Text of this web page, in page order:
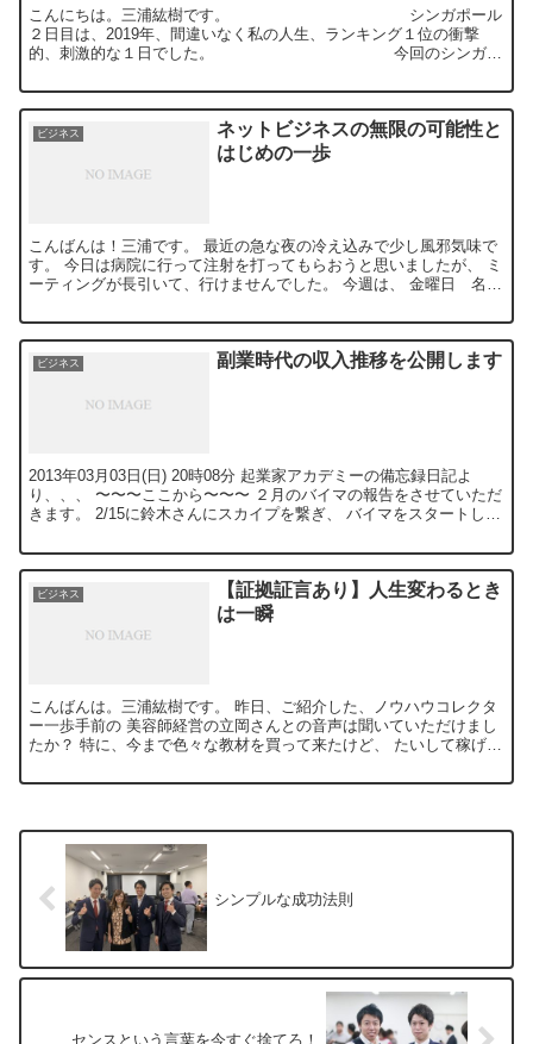
こんにちは。三浦紘樹です。 シンガポール
２日目は、2019年、間違いなく私の人生、ランキング１位の衝撃
的、刺激的な１日でした。 今回のシンガポ
ビジネス
ネットビジネスの無限の可能性と
はじめの一歩
こんばんは！三浦です。 最近の急な夜の冷え込みで少し風邪気味で
す。 今日は病院に行って注射を打ってもらおうと思いましたが、 ミ
ーティングが長引いて、行けませんでした。 今週は、 金曜日 名古
ビジネス 副業時代の収入推移を公開します
2013年03月03日(日) 20時08分 起業家アカデミーの備忘録日記よ
り、、、 〜〜〜ここから〜〜〜 ２月のバイマの報告をさせていただ
きます。 2/15に鈴木さんにスカイプを繋ぎ、 バイマをスタートしま
ビジネス
【証拠証言あり】人生変わるとき
は一瞬
こんばんは。三浦紘樹です。 昨日、ご紹介した、ノウハウコレクタ
ー一歩手前の 美容師経営の立岡さんとの音声は聞いていただけまし
たか？ 特に、今まで色々な教材を買って来たけど、 たいして稼げな
シンプルな成功法則
センスという言葉を今すぐ捨てろ！